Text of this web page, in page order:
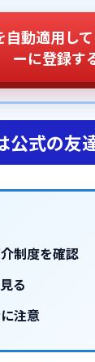
自動適用し
ーに登録す
公式の友
制度を確認
る
注意